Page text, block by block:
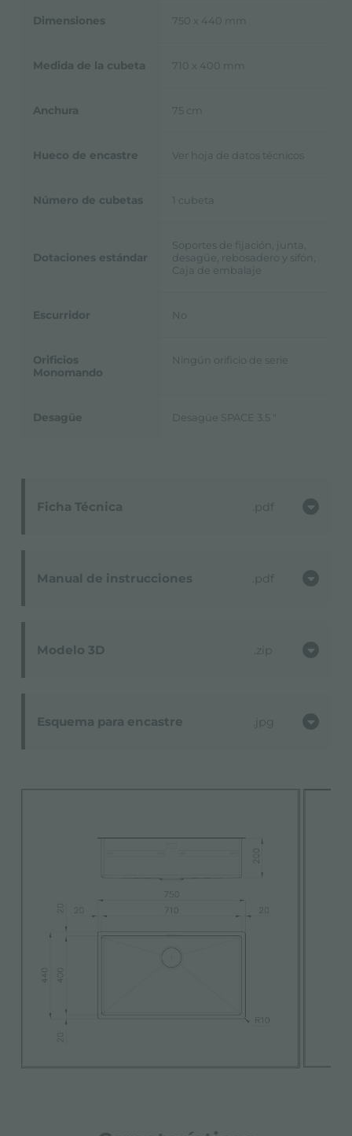
Ficha Técnica pdf
Manual de instrucciones pdf
Modelo 3D zip
Esquema para encastre jpg
Dimensiones 750 x 440 mm
Medida de la cubeta 710 x 400 mm
Anchura 75 cm
Hueco de encastre Ver hoja de datos técnicos
Número de cubetas 1 cubeta
Dotaciones estándar
Soportes de fijación, junta,
desagüe, rebosadero y sifón,
Caja de embalaje
Escurridor No
Orificios
Monomando
Ningún orificio de serie
Desagüe Desagüe SPACE 3.5 "